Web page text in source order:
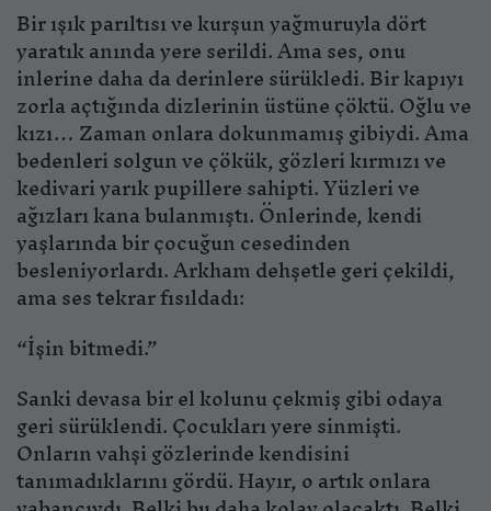
Bir ışık parıltısı ve kurşun yağmuruyla dört
yaratık anında yere serildi. Ama ses, onu
inlerine daha da derinlere sürükledi. Bir kapıyı
zorla açtığında dizlerinin üstüne çöktü. Oğlu ve
kızı… Zaman onlara dokunmamış gibiydi. Ama
bedenleri solgun ve çökük, gözleri kırmızı ve
kedivari yarık pupillere sahipti. Yüzleri ve
ağızları kana bulanmıştı. Önlerinde, kendi
yaşlarında bir çocuğun cesedinden
besleniyorlardı. Arkham dehşetle geri çekildi,
ama ses tekrar fısıldadı:
“İşin bitmedi.”
Sanki devasa bir el kolunu çekmiş gibi odaya
geri sürüklendi. Çocukları yere sinmişti.
Onların vahşi gözlerinde kendisini
tanımadıklarını gördü. Hayır, o artık onlara